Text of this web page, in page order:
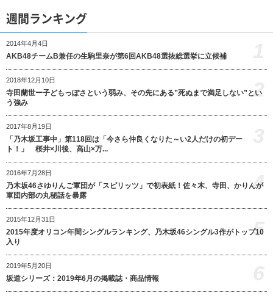
週間ランキング
2014年4月4日
AKB48チームB兼任の生駒里奈が第6回AKB48選抜総選挙に立候補
2018年12月10日
寺田蘭世ー子どもっぽさという弱み、その先にある”死ぬまで満足しない”とい
う強み
2
2017年8月19日
「乃木坂工事中」第118回は「今さら仲良くなりた～い2人だけの初デー
ト！」 桜井×川後、高山×万...
2016年7月28日
乃木坂46さゆりんご軍団が「スピリッツ」で初表紙！佐々木、寺田、かりんが
軍団内部の丸秘話を暴露
4
2015年12月31日
2015年度オリコン年間シングルランキング、乃木坂46シングル3作がトップ10
入り
5
2019年5月20日
坂道シリーズ：2019年6月の掲載誌・商品情報